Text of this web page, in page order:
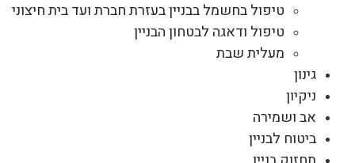
טיפול בחשמל בבניין בעזרת חברת ועד בית חיצוני
טיפול ודאגה לבטחון הבניין
מעלית שבת
גינון
ניקיון
אב ושמירה
ביטוח לבניין